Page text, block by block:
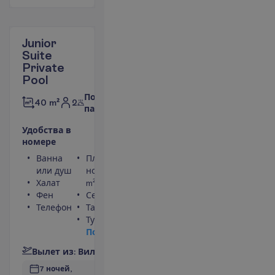
Junior
Suite
Private
Pool
40 m² 2
Полный
пансион
Удобства в
номере
Ванна
или душ
Халат
Фен
Телефон
Площадь
номера 40
m²
Сейф
Тапочки
Туалет
По
Вылет из: Вил
7 ночей,